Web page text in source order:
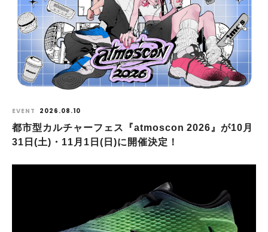
EVENT 2026.08.10
都市型カルチャーフェス『atmoscon 2026』が10月
31日(土)・11月1日(日)に開催決定！